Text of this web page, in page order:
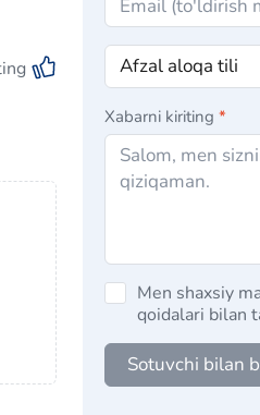
Xabarni kiriting *
Men shaxsiy
qoidalari bilan
Sotuvchi bilan